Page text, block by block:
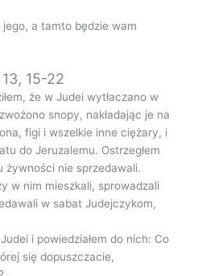
a tamto będzie wam
15-22
że w Judei wytłaczano w
snopy, nakładając je na
figi i wszelkie inne ciężary, i
do Jeruzalemu. Ostrzegłem
żywności nie sprzedawali.
w nim mieszkali, sprowadzali
w sabat Judejczykom,
i powiedziałem do nich: Co
się dopuszczacie,